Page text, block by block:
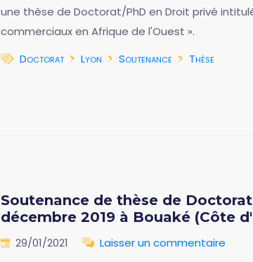
une thèse de Doctorat/PhD en Droit privé
commerciaux en Afrique de l'Ouest ».
Doctorat
Lyon Soutenance Thèse
Soutenance de thèse de
décembre 2019 à Bouaké (Côte
29/01/2021 Laisser un commentaire